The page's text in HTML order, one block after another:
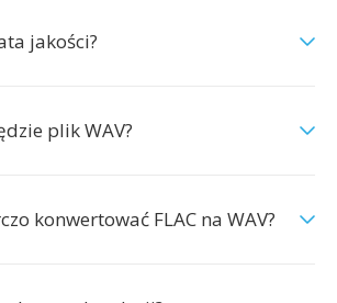
jakości?
plik WAV?
konwertować FLAC na WAV?